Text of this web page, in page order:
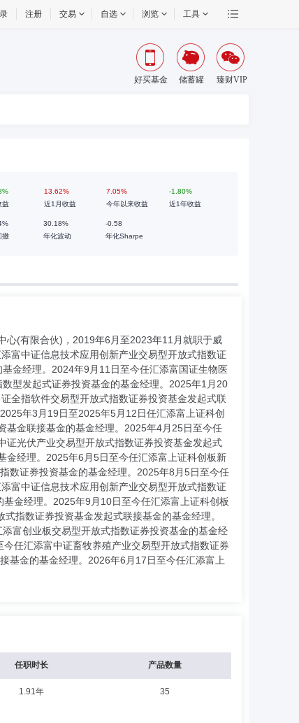
注册 交易 自选 浏览 工具
好买基金 储蓄罐 臻财VIP
益
13.62%
近1月收益
7.05%
今年以来收益
-1.80%
近1年收益
撤
30.18%
年化波动
-0.58
年化Sharpe
心(有限合伙)，2019年6月至2023年11月就职于威
富中证信息技术应用创新产业交易型开放式指数证
金经理。2024年9月11日至今任汇添富国证生物医
型发起式证券投资基金的基金经理。2025年1月20
全指软件交易型开放式指数证券投资基金发起式联
年3月19日至2025年5月12日任汇添富上证科创
基金联接基金的基金经理。2025年4月25日至今任
光伏产业交易型开放式指数证券投资基金发起式
金经理。2025年6月5日至今任汇添富上证科创板新
数证券投资基金的基金经理。2025年8月5日至今任
富中证信息技术应用创新产业交易型开放式指数证
金经理。2025年9月10日至今任汇添富上证科创板
指数证券投资基金发起式联接基金的基金经理。
富创业板交易型开放式指数证券投资基金的基金经
任汇添富中证畜牧养殖产业交易型开放式指数证券
基金的基金经理。2026年6月17日至今任汇添富上
任职时长 产品数量
1.91年 35